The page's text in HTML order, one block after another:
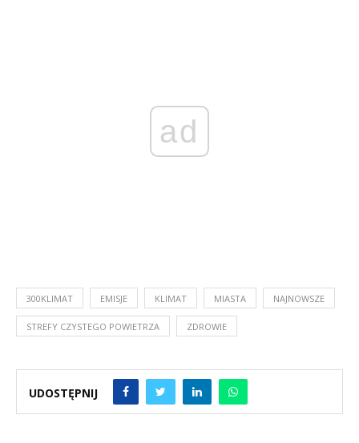
ad
300KLIMAT EMISJE KLIMAT MIASTA NAJNOWSZE
STREFY CZYSTEGO POWIETRZA ZDROWIE
UDOSTĘPNIJ